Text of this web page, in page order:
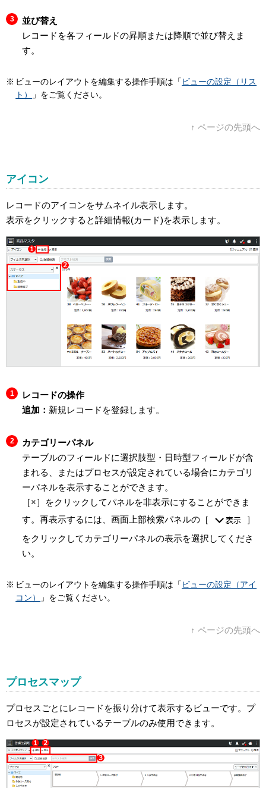
並び替え
レコードを各フィールドの昇順または降順で並び替えま
す。
ビューのレイアウトを編集する操作手順は「 ビューの設定（リス
ト）
」をご覧ください。
↑ ページの先頭へ
アイコン
レコードのアイコンをサムネイル表示します。
表示をクリックすると詳細情報(カード)を表示します。
レコードの操作
追加： 新規レコードを登録します。
カテゴリーパネル
テーブルのフィールドに選択肢型・日時型フィールドが含
まれる、またはプロセスが設定されている場合にカテゴリ
ーパネルを表示することができます。
［×］をクリックしてパネルを非表示にすることができま
す。再表示するには、画面上部検索パネルの［
］
をクリックしてカテゴリーパネルの表示を選択してくださ
い。
ビューのレイアウトを編集する操作手順は「 ビューの設定（アイ
コン）
」をご覧ください。
↑ ページの先頭へ
プロセスマップ
プロセスごとにレコードを振り分けて表示するビューです。プ
ロセスが設定されているテーブルのみ使用できます。